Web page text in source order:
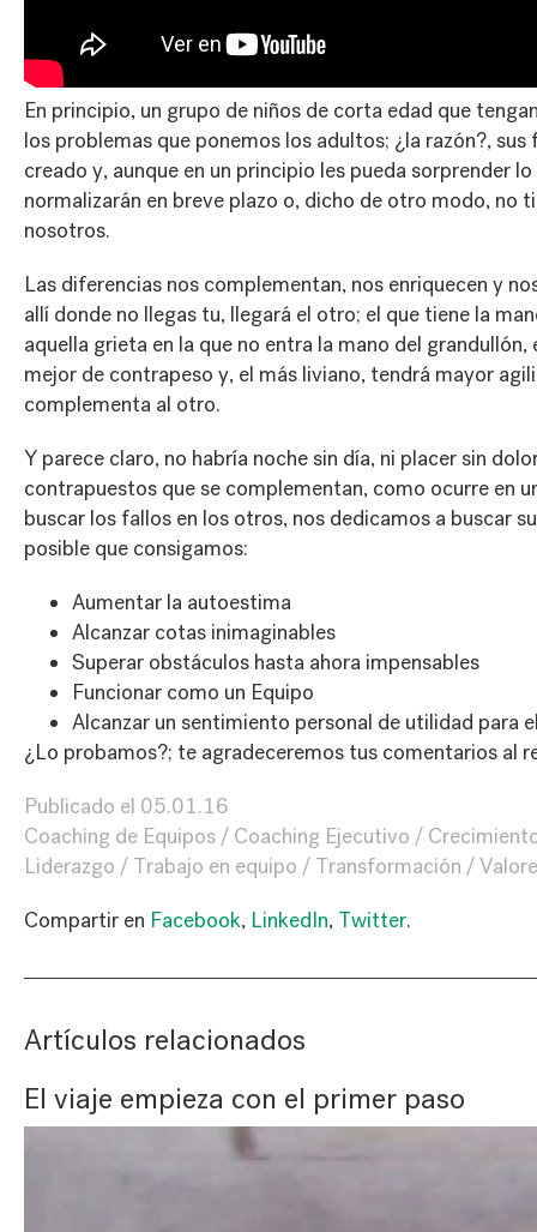
En principio, un grupo de niños de corta edad que
los problemas que ponemos los adultos; ¿la razón?,
creado y, aunque en un principio les pueda sorprender
normalizarán en breve plazo o, dicho de otro modo, no
nosotros.
Las diferencias nos complementan, nos enriquecen y
allí donde no llegas tu, llegará el otro; el que tiene la
aquella grieta en la que no entra la mano del
mejor de contrapeso y, el más liviano, tendrá mayor
complementa al otro.
Y parece claro, no habría noche sin día, ni placer sin
contrapuestos que se complementan, como ocurre en
buscar los fallos en los otros, nos dedicamos a buscar
posible que consigamos:
Aumentar la autoestima
Alcanzar cotas inimaginables
Superar obstáculos hasta ahora impensables
Funcionar como un Equipo
Alcanzar un sentimiento personal de utilidad para
¿Lo probamos?; te agradeceremos tus comentarios al
Publicado el 05.01.16
Coaching de Equipos
Coaching Ejecutivo
Liderazgo
Trabajo en equipo Transformación
Compartir en Facebook, LinkedIn, Twitter.
Artículos relacionados
El viaje empieza con el primer paso